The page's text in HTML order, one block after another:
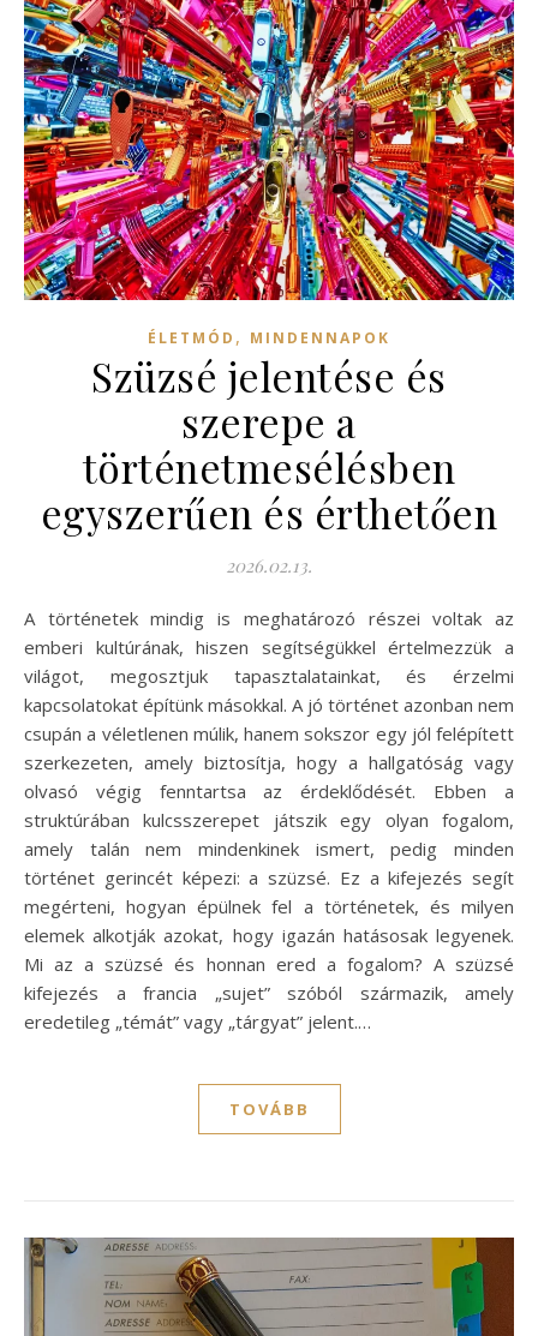
ÉLETMÓD , MINDENNAPOK
Szüzsé jelentése és
szerepe a
történetmesélésben
egyszerűen és érthetően
2026.02.13.
A történetek mindig is meghatározó részei voltak az
emberi kultúrának, hiszen segítségükkel értelmezzük a
világot, megosztjuk tapasztalatainkat, és érzelmi
kapcsolatokat építünk másokkal. A jó történet azonban nem
csupán a véletlenen múlik, hanem sokszor egy jól felépített
szerkezeten, amely biztosítja, hogy a hallgatóság vagy
olvasó végig fenntartsa az érdeklődését. Ebben a
struktúrában kulcsszerepet játszik egy olyan fogalom,
amely talán nem mindenkinek ismert, pedig minden
történet gerincét képezi: a szüzsé. Ez a kifejezés segít
megérteni, hogyan épülnek fel a történetek, és milyen
elemek alkotják azokat, hogy igazán hatásosak legyenek.
Mi az a szüzsé és honnan ered a fogalom? A szüzsé
kifejezés a francia „sujet” szóból származik, amely
eredetileg „témát” vagy „tárgyat” jelent.…
TOVÁBB